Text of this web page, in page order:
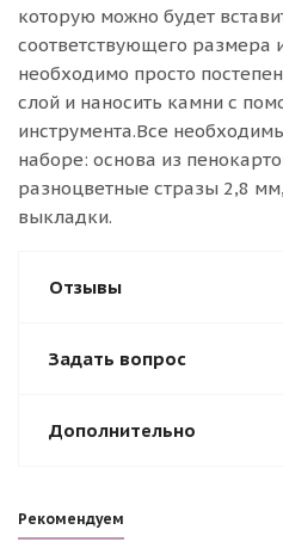
которую можно будет
соответствующего размера
необходимо просто
слой и наносить камни с
инструмента.Все
наборе: основа из
разноцветные стразы 2,8
выкладки.
Отзывы
Задать вопрос
Дополнительно
Рекомендуем